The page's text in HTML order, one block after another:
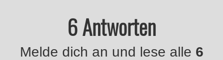
6 Antworten
Melde dich an und lese alle 6